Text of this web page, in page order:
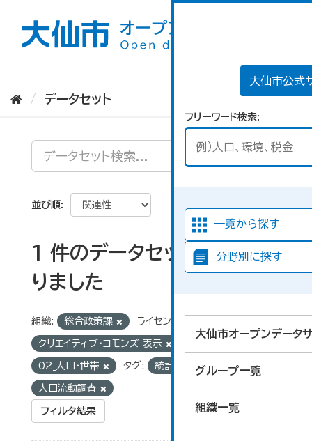
大仙市公式
フリーワード検索
一覧から探す
分野別に探す
大仙市オープンデータ
グループ一覧
組織一覧
データセット
並び順
1 件のデータセットが見つか
りました
組織: 総合政策課 ライセンス:
クリエイティブ・コモンズ 表示
02_人口・世帯 タグ: 統計
人口流動調査
フィルタ結果